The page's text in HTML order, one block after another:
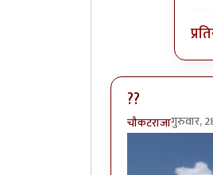
??
चौकटराजागुरुवार,